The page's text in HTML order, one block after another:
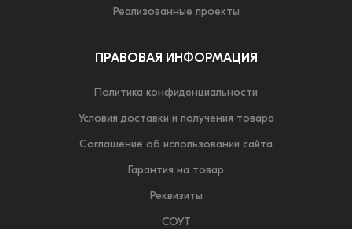
Реализованные проекты
ПРАВОВАЯ ИНФОРМАЦИЯ
Политика конфиденциальности
Условия доставки и получения товара
Соглашение об использовании сайта
Гарантия на товар
Реквизиты
СОУТ